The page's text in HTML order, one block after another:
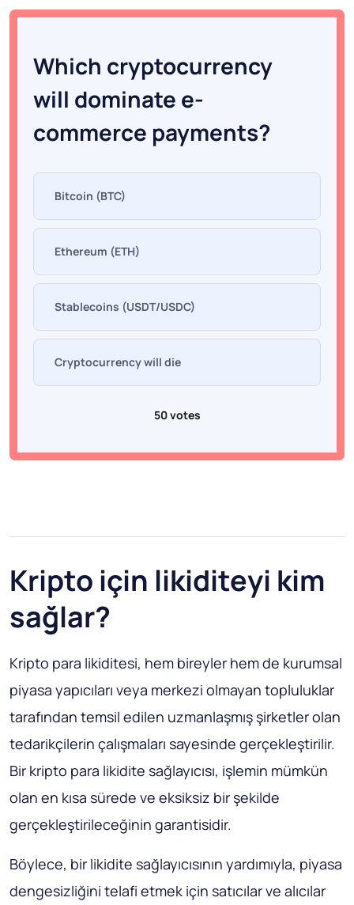
Which cryptocurrency
will dominate e-
commerce payments?
Bitcoin (BTC)
Ethereum (ETH)
Stablecoins (USDT/USDC)
Cryptocurrency will die
50 votes
Kripto için likiditeyi kim
sağlar?
Kripto para likiditesi, hem bireyler hem de kurumsal
piyasa yapıcıları veya merkezi olmayan topluluklar
tarafından temsil edilen uzmanlaşmış şirketler olan
tedarikçilerin çalışmaları sayesinde gerçekleştirilir.
Bir kripto para likidite sağlayıcısı, işlemin mümkün
olan en kısa sürede ve eksiksiz bir şekilde
gerçekleştirileceğinin garantisidir.
Böylece, bir likidite sağlayıcısının yardımıyla, piyasa
dengesizliğini telafi etmek için satıcılar ve alıcılar